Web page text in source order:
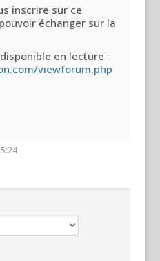
inscrire sur ce
échanger sur la
en lecture :
viewforum.php